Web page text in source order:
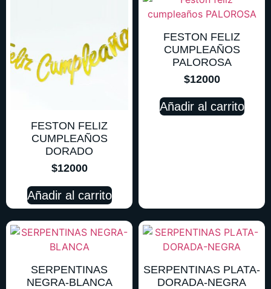
FESTON FELIZ
CUMPLEAÑOS
DORADO
$12000
Añadir al carrito
FESTON FELIZ
CUMPLEAÑOS
PALOROSA
$12000
Añadir al carrito
SERPENTINAS
NEGRA-BLANCA
SERPENTINAS PLATA-
DORADA-NEGRA